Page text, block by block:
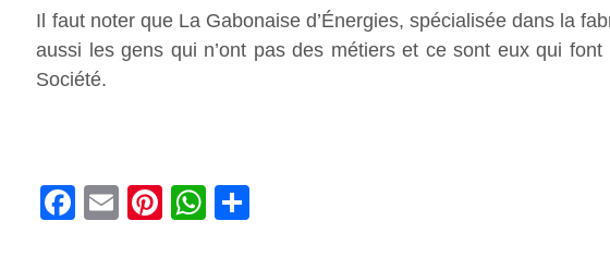
Il faut noter que La Gabonaise d’Énergies, spécialisée dans la
aussi les gens qui n’ont pas des métiers et ce sont eux qui
Société.
Facebook
Email PinterestWhatsApp